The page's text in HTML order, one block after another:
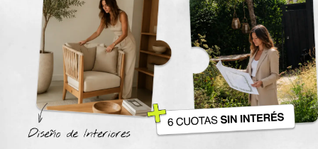
Carrera de Diseño de
Exteriores y Paisajismo
Carrera en Diseño de
UTN
Carrera en Interiorismo UTN
Carrera de Organización y
Decoración de Eventos UTN
Cursos